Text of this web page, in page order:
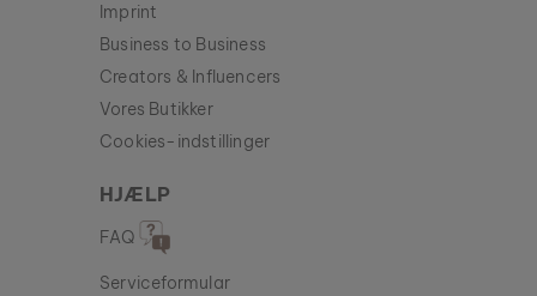
Imprint
Business to Business
Creators & Influencers
Vores Butikker
Cookies-indstillinger
HJÆLP
FAQ
Serviceformular